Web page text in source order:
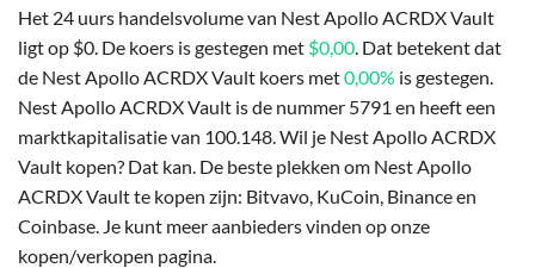
Het 24 uurs handelsvolume van Nest Apollo ACRDX Vault
ligt op $0. De koers is gestegen met $0,00. Dat betekent dat
de Nest Apollo ACRDX Vault koers met0,00% is gestegen.
Nest Apollo ACRDX Vault is de nummer 5791 en heeft een
marktkapitalisatie van 100.148. Wil je Nest Apollo ACRDX
Vault kopen? Dat kan. De beste plekken om Nest Apollo
ACRDX Vault te kopen zijn: Bitvavo, KuCoin, Binance en
Coinbase. Je kunt meer aanbieders vinden op onze
kopen/verkopen pagina.